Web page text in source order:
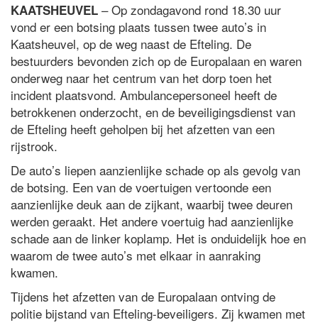
KAATSHEUVEL – Op zondagavond rond 18.30 uur
vond er een botsing plaats tussen twee auto’s in
Kaatsheuvel, op de weg naast de Efteling. De
bestuurders bevonden zich op de Europalaan en waren
onderweg naar het centrum van het dorp toen het
incident plaatsvond. Ambulancepersoneel heeft de
betrokkenen onderzocht, en de beveiligingsdienst van
de Efteling heeft geholpen bij het afzetten van een
rijstrook.
De auto’s liepen aanzienlijke schade op als gevolg van
de botsing. Een van de voertuigen vertoonde een
aanzienlijke deuk aan de zijkant, waarbij twee deuren
werden geraakt. Het andere voertuig had aanzienlijke
schade aan de linker koplamp. Het is onduidelijk hoe en
waarom de twee auto’s met elkaar in aanraking
kwamen.
Tijdens het afzetten van de Europalaan ontving de
politie bijstand van Efteling-beveiligers. Zij kwamen met